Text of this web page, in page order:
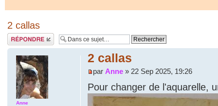
2 callas
Répondre
2 callas
par Anne » 22 Sep 2025, 19:26
Pour changer de l'aquarelle,
Anne